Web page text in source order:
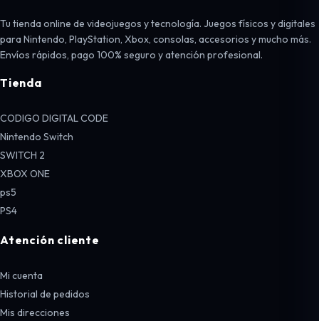
Tu tienda online de videojuegos y tecnología. Juegos físicos y digitales
para Nintendo, PlayStation, Xbox, consolas, accesorios y mucho más.
Envíos rápidos, pago 100% seguro y atención profesional.
Tienda
CODIGO DIGITAL CODE
Nintendo Switch
SWITCH 2
XBOX ONE
ps5
PS4
Atención cliente
Mi cuenta
Historial de pedidos
Mis direcciones